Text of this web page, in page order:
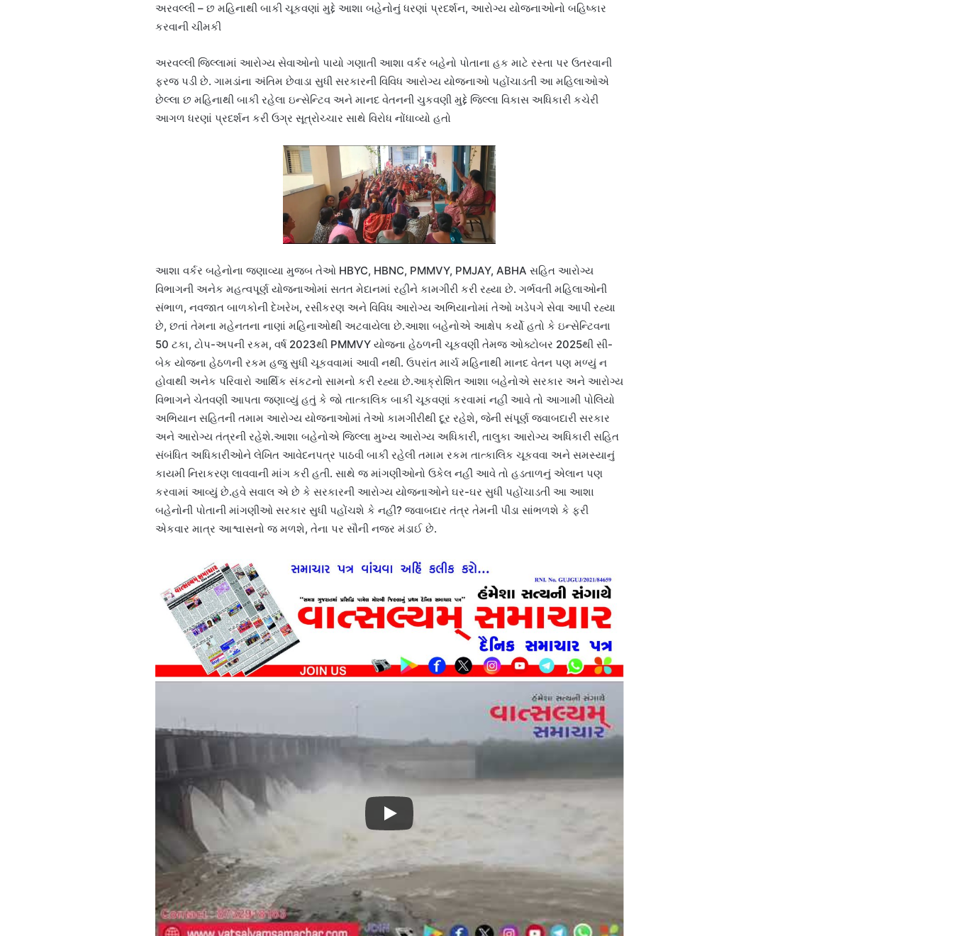
અરવલ્લી – છ મહિનાથી બાકી ચૂકવણાં મુદ્દે આશા બહેનોનું ધરણાં પ્રદર્શન, આરોગ્ય યોજનાઓનો બહિષ્કાર
કરવાની ચીમકી
અરવલ્લી જિલ્લામાં આરોગ્ય સેવાઓનો પાયો ગણાતી આશા વર્કર બહેનો પોતાના હક માટે રસ્તા પર ઉતરવાની
ફરજ પડી છે. ગામડાંના અંતિમ છેવાડા સુધી સરકારની વિવિધ આરોગ્ય યોજનાઓ પહોંચાડતી આ મહિલાઓએ
છેલ્લા છ મહિનાથી બાકી રહેલા ઇન્સેન્ટિવ અને માનદ વેતનની ચુકવણી મુદ્દે જિલ્લા વિકાસ અધિકારી કચેરી
આગળ ધરણાં પ્રદર્શન કરી ઉગ્ર સૂત્રોચ્ચાર સાથે વિરોધ નોંધાવ્યો હતો
આશા વર્કર બહેનોના જણાવ્યા મુજબ તેઓ HBYC, HBNC, PMMVY, PMJAY, ABHA સહિત આરોગ્ય
વિભાગની અનેક મહત્વપૂર્ણ યોજનાઓમાં સતત મેદાનમાં રહીને કામગીરી કરી રહ્યા છે. ગર્ભવતી મહિલાઓની
સંભાળ, નવજાત બાળકોની દેખરેખ, રસીકરણ અને વિવિધ આરોગ્ય અભિયાનોમાં તેઓ ખડેપગે સેવા આપી રહ્યા
છે, છતાં તેમના મહેનતના નાણાં મહિનાઓથી અટવાયેલા છે.આશા બહેનોએ આક્ષેપ કર્યો હતો કે ઇન્સેન્ટિવના
50 ટકા, ટોપ-અપની રકમ, વર્ષ 2023થી PMMVY યોજના હેઠળની ચૂકવણી તેમજ ઓક્ટોબર 2025થી સી-
બેક યોજના હેઠળની રકમ હજુ સુધી ચૂકવવામાં આવી નથી. ઉપરાંત માર્ચ મહિનાથી માનદ વેતન પણ મળ્યું ન
હોવાથી અનેક પરિવારો આર્થિક સંકટનો સામનો કરી રહ્યા છે.આક્રોશિત આશા બહેનોએ સરકાર અને આરોગ્ય
વિભાગને ચેતવણી આપતા જણાવ્યું હતું કે જો તાત્કાલિક બાકી ચૂકવણાં કરવામાં નહીં આવે તો આગામી પોલિયો
અભિયાન સહિતની તમામ આરોગ્ય યોજનાઓમાં તેઓ કામગીરીથી દૂર રહેશે, જેની સંપૂર્ણ જવાબદારી સરકાર
અને આરોગ્ય તંત્રની રહેશે.આશા બહેનોએ જિલ્લા મુખ્ય આરોગ્ય અધિકારી, તાલુકા આરોગ્ય અધિકારી સહિત
સંબંધિત અધિકારીઓને લેખિત આવેદનપત્ર પાઠવી બાકી રહેલી તમામ રકમ તાત્કાલિક ચૂકવવા અને સમસ્યાનું
કાયમી નિરાકરણ લાવવાની માંગ કરી હતી. સાથે જ માંગણીઓનો ઉકેલ નહીં આવે તો હડતાળનું એલાન પણ
કરવામાં આવ્યું છે.હવે સવાલ એ છે કે સરકારની આરોગ્ય યોજનાઓને ઘર-ઘર સુધી પહોંચાડતી આ આશા
બહેનોની પોતાની માંગણીઓ સરકાર સુધી પહોંચશે કે નહીં? જવાબદાર તંત્ર તેમની પીડા સાંભળશે કે ફરી
એકવાર માત્ર આશ્વાસનો જ મળશે, તેના પર સૌની નજર મંડાઈ છે.